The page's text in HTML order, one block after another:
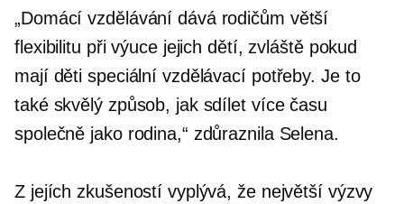
„Domácí vzdělávání dává rodičům větší
flexibilitu při výuce jejich dětí, zvláště pokud
mají děti speciální vzdělávací potřeby. Je to
také skvělý způsob, jak sdílet více času
společně jako rodina,“ zdůraznila Selena.
Z jejích zkušeností vyplývá, že největší výzvy